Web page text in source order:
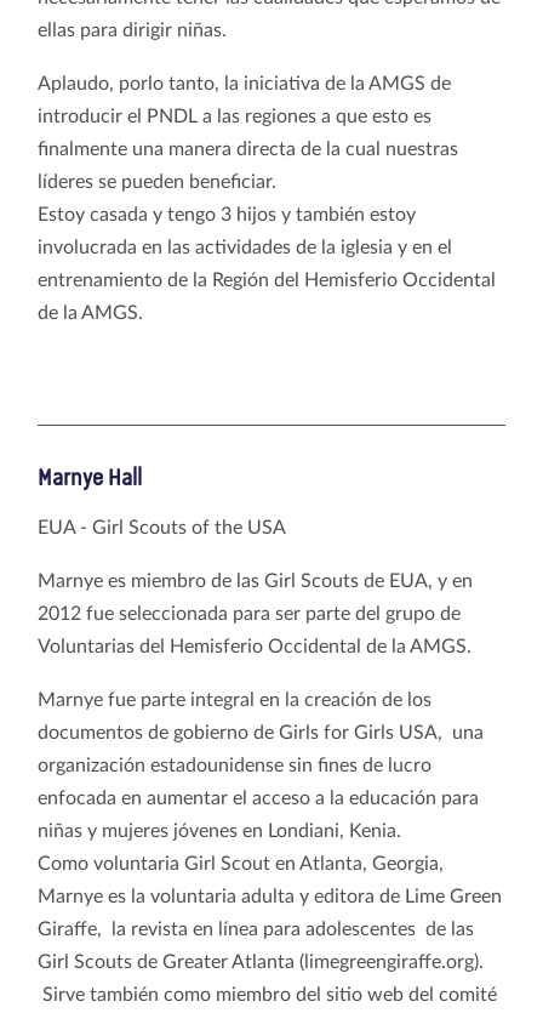
ellas para dirigir niñas.
Aplaudo, porlo tanto, la iniciativa de la AMGS de
introducir el PNDL a las regiones a que esto es
finalmente una manera directa de la cual nuestras
líderes se pueden beneficiar.
Estoy casada y tengo 3 hijos y también estoy
involucrada en las actividades de la iglesia y en el
entrenamiento de la Región del Hemisferio Occidental
de la AMGS.
Marnye Hall
EUA - Girl Scouts of the USA
Marnye es miembro de las Girl Scouts de EUA, y en
2012 fue seleccionada para ser parte del grupo de
Voluntarias del Hemisferio Occidental de la AMGS.
Marnye fue parte integral en la creación de los
documentos de gobierno de Girls for Girls USA, una
organización estadounidense sin fines de lucro
enfocada en aumentar el acceso a la educación para
niñas y mujeres jóvenes en Londiani, Kenia.
Como voluntaria Girl Scout en Atlanta, Georgia,
Marnye es la voluntaria adulta y editora de Lime Green
Giraffe, la revista en línea para adolescentes de las
Girl Scouts de Greater Atlanta (limegreengiraffe.org).
Sirve también como miembro del sitio web del comité